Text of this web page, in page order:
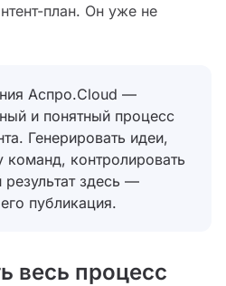
план. Он уже не
Аспро.Cloud —
и понятный процесс
Генерировать идеи,
команд, контролировать
здесь —
публикация.
весь процесс